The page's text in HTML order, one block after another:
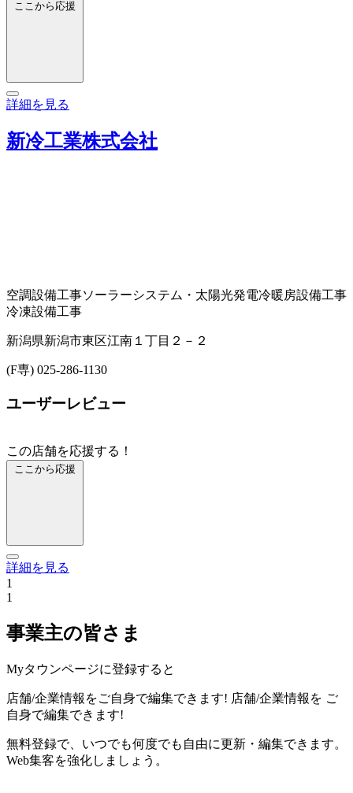
ここから応援
詳細を見る
新冷工業株式会社
空調設備工事ソーラーシステム・太陽光発電冷暖房設備工事
冷凍設備工事
新潟県新潟市東区江南１丁目２－２
(F専) 025-286-1130
ユーザーレビュー
この店舗を応援する！
ここから応援
詳細を見る
1
1
事業主の皆さま
Myタウンページに登録すると
店舗/企業情報をご自身で編集できます! 店舗/企業情報を ご
自身で編集できます!
無料登録で、いつでも何度でも自由に更新・編集できます。
Web集客を強化しましょう。